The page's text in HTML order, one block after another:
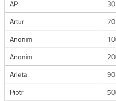
AP
30
Artur
70
Anonim
Anonim
Arleta
90
Piotr